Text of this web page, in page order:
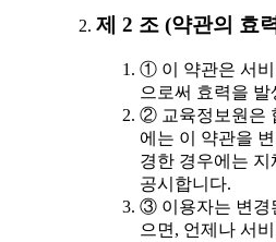
제 2 조 (약관의 효
① 이 약관은 서
으로써 효력을 발
② 교육정보원은
에는 이 약관을
경한 경우에는
공시합니다.
③ 이용자는 변경
으면, 언제나 서